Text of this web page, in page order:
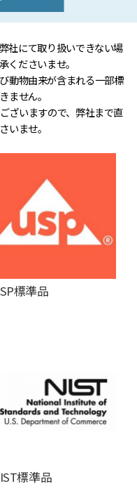
社にて取り扱いできない場
くださいませ。
動物由来が含まれる一部標
ません。
ざいますので、弊社まで直
いませ。
標準品
標準品